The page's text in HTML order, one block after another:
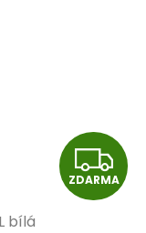
Z
D
ZDARMA
bílá